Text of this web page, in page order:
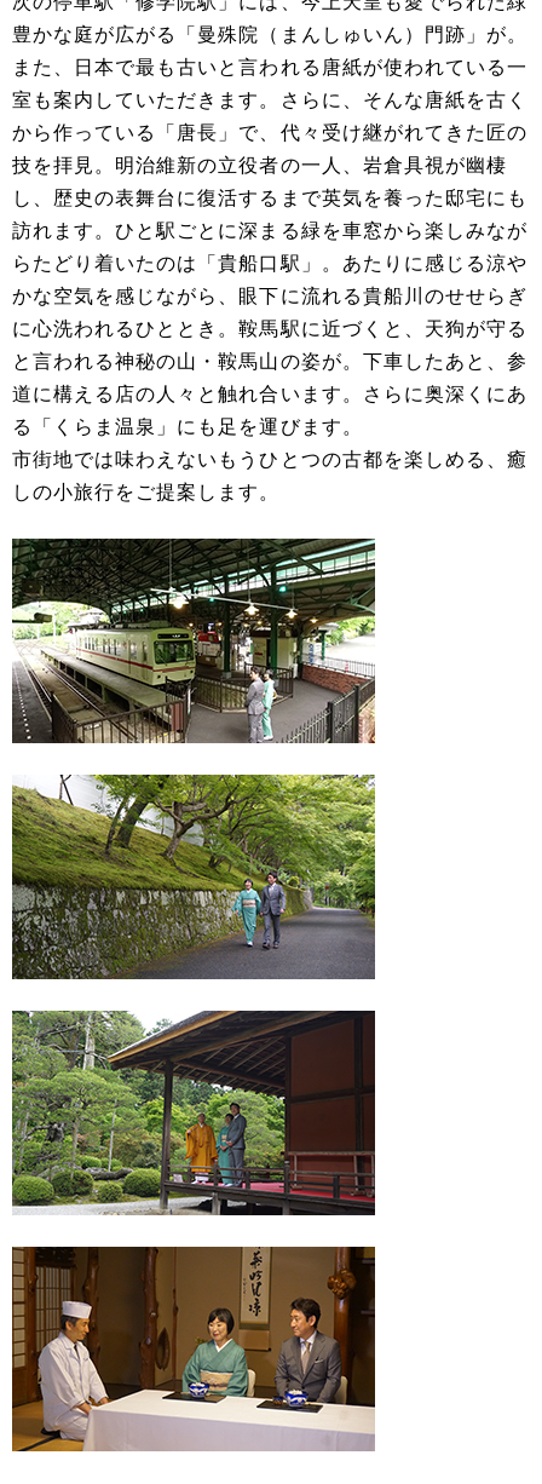
豊かな庭が広がる「曼殊院（まんしゅいん）門跡」が。
また、日本で最も古いと言われる唐紙が使われている一
室も案内していただきます。さらに、そんな唐紙を古く
から作っている「唐長」で、代々受け継がれてきた匠の
技を拝見。明治維新の立役者の一人、岩倉具視が幽棲
し、歴史の表舞台に復活するまで英気を養った邸宅にも
訪れます。ひと駅ごとに深まる緑を車窓から楽しみなが
らたどり着いたのは「貴船口駅」。あたりに感じる涼や
かな空気を感じながら、眼下に流れる貴船川のせせらぎ
に心洗われるひととき。鞍馬駅に近づくと、天狗が守る
と言われる神秘の山・鞍馬山の姿が。下車したあと、参
道に構える店の人々と触れ合います。さらに奥深くにあ
る「くらま温泉」にも足を運びます。
市街地では味わえないもうひとつの古都を楽しめる、癒
しの小旅行をご提案します。